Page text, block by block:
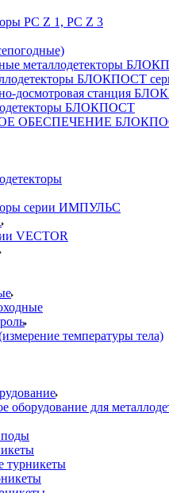
РС Z 1, PC Z 3
металлодетекторы
БЛОКПОСТ
досмотровая станция
БЛОКПОСТ
ОБЕСПЕЧЕНИЕ
серии ИМПУЛЬС
VECTOR
температуры тела)
оборудование для
турникеты